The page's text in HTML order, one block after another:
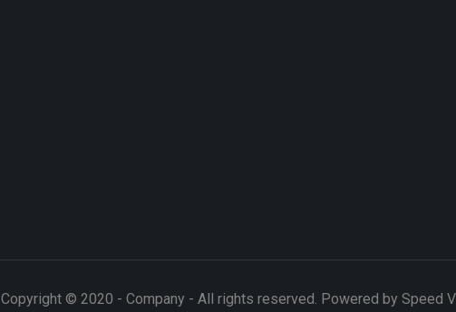
Copyright © 2020 - Company - All rights reserved. Powered by Speed